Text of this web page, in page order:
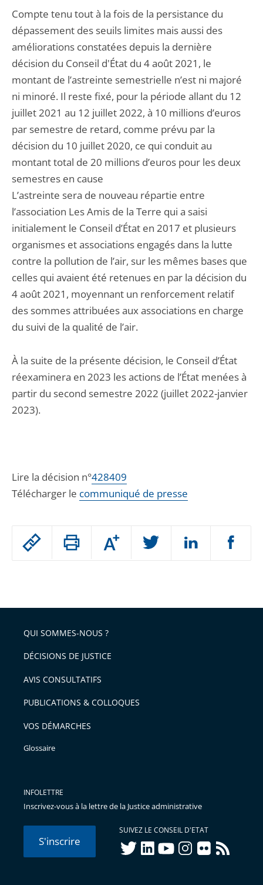
Passer
arriver
après
Augmenter
ou
l'article
pour
avant
Compte tenu tout à la fois de la persistance du
dépassement des seuils limites mais aussi des
améliorations constatées depuis la dernière
décision du Conseil d'État du 4 août 2021, le
montant de l’astreinte semestrielle n’est ni majoré
ni minoré. Il reste fixé, pour la période allant du 12
juillet 2021 au 12 juillet 2022, à 10 millions d’euros
par semestre de retard, comme prévu par la
décision du 10 juillet 2020, ce qui conduit au
montant total de 20 millions d’euros pour les deux
semestres en cause
L’astreinte sera de nouveau répartie entre
l’association Les Amis de la Terre qui a saisi
initialement le Conseil d’État en 2017 et plusieurs
organismes et associations engagés dans la lutte
contre la pollution de l’air, sur les mêmes bases que
celles qui avaient été retenues en par la décision du
4 août 2021, moyennant un renforcement relatif
des sommes attribuées aux associations en charge
du suivi de la qualité de l’air.
À la suite de la présente décision, le Conseil d’État
réexaminera en 2023 les actions de l’État menées à
partir du second semestre 2022 (juillet 2022-janvier
2023).
Lire la décision n°428409
Télécharger le communiqué de presse
QUI SOMMES-NOUS ?
DÉCISIONS DE JUSTICE
AVIS CONSULTATIFS
PUBLICATIONS & COLLOQUES
VOS DÉMARCHES
Glossaire
INFOLETTRE
Inscrivez-vous à la lettre de la Justice administrative
S'inscrire
SUIVEZ LE CONSEIL D'ETAT
twitterlinkedInyoutubeinstagram
flickr rss